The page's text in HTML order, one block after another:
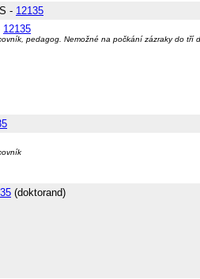
- 12135
12135
pedagog. Nemožné na počkání zázraky do tří
(doktorand)